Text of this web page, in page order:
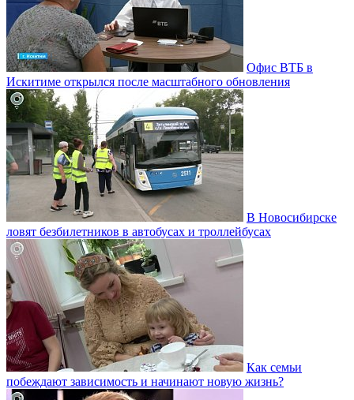
Офис ВТБ в
Искитиме открылся после масштабного обновления
В Новосибирске
ловят безбилетников в автобусах и троллейбусах
Как семьи
побеждают зависимость и начинают новую жизнь?